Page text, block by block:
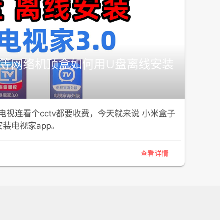
网络机顶盒如何用U盘离线安装
视连看个cctv都要收费，今天就来说 小米盒子
电视家app。
查看详情